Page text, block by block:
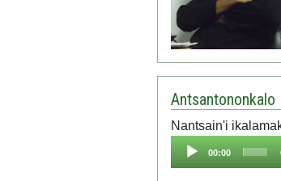
Antsantononkalo
Nantsain'i
Audio
00:00